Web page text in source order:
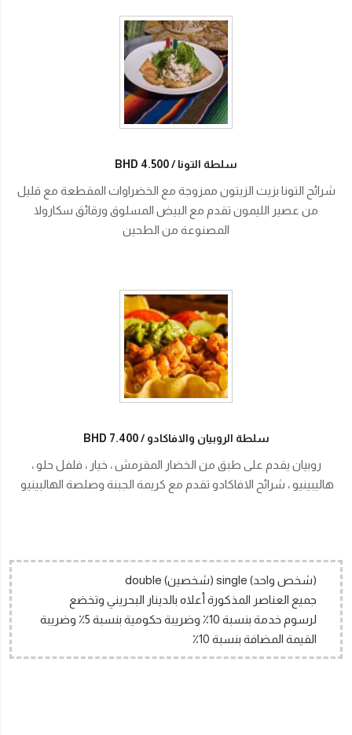
سلطة التونا BHD 4.500
شرائح التونا بزيت الزيتون ممزوجة مع الخضراوات المقطعة مع قليل
من عصير الليمون تقدم مع البيض المسلوق ورقائق سكارولا
المصنوعة من الطحين
سلطة الروبيان والافاكادو BHD 7.400
روبيان يقدم على طبق من الخضار المقرمش ، خيار ، فلفل حلو ،
هاليبينيو ، شرائح الافاكادو تقدم مع كريمة الجبنة وصلصة الهالبينيو
(شخص واحد) single (شخصين) double
جميع العناصر المذكورة أعلاه بالدينار البحريني وتخضع
لرسوم خدمة بنسبة 10٪ وضريبة حكومية بنسبة 5٪ وضريبة
القيمة المضافة بنسبة 10٪